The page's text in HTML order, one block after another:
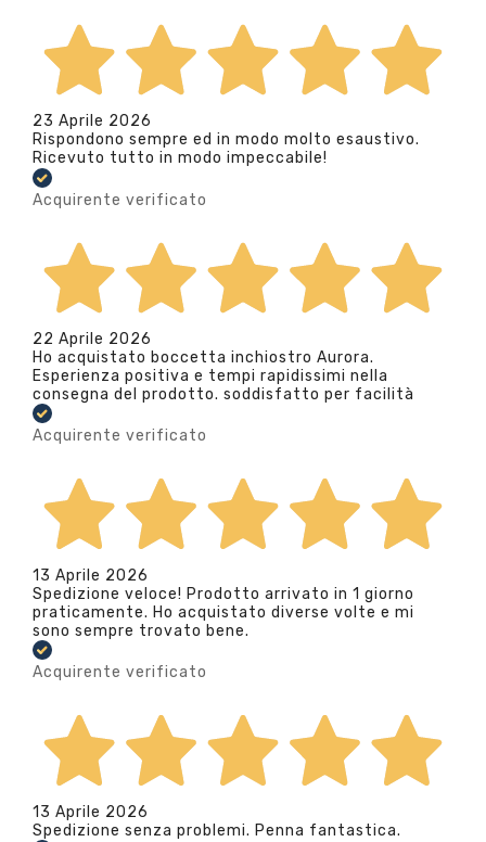
23 Aprile 2026
Rispondono sempre ed in modo molto esaustivo.
Ricevuto tutto in modo impeccabile!
Acquirente verificato
22 Aprile 2026
Ho acquistato boccetta inchiostro Aurora.
Esperienza positiva e tempi rapidissimi nella
consegna del prodotto. soddisfatto per facilità
Acquirente verificato
13 Aprile 2026
Spedizione veloce! Prodotto arrivato in 1 giorno
praticamente. Ho acquistato diverse volte e mi
sono sempre trovato bene.
Acquirente verificato
13 Aprile 2026
Spedizione senza problemi. Penna fantastica.